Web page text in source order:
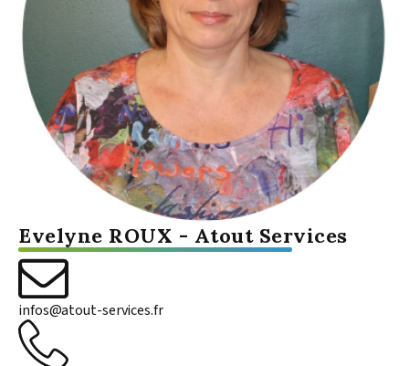
Evelyne ROUX - Atout Services
infos@atout-services.fr